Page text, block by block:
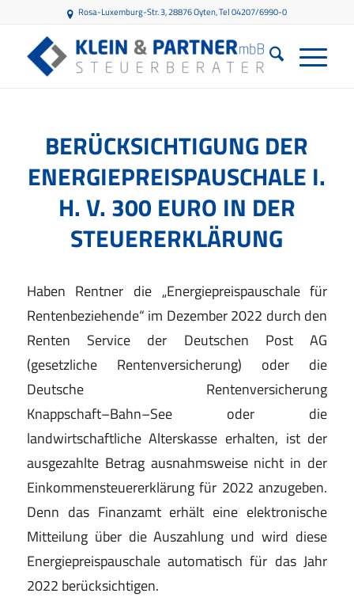
Rosa-Luxemburg-Str. 3, 28876 Oyten, Tel 04207/6990-0
BERÜCKSICHTIGUNG DER
ENERGIEPREISPAUSCHALE I.
H. V. 300 EURO IN DER
STEUERERKLÄRUNG
Haben Rentner die „Energiepreispauschale für
Rentenbeziehende“ im Dezember 2022 durch den
Renten Service der Deutschen Post AG
(gesetzliche Rentenversicherung) oder die
Deutsche Rentenversicherung
Knappschaft–Bahn–See oder
die
landwirtschaftlicheAlterskasse erhalten, ist der
ausgezahlte Betrag ausnahmsweise nicht in der
Einkommensteuererklärungfür 2022 anzugeben.
Denn das Finanzamt erhält eine elektronische
Mitteilung über die Auszahlung und wird diese
Energiepreispauschale automatisch für das Jahr
2022 berücksichtigen.